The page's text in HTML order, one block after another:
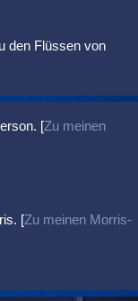
den Flüssen von
[Zu meinen
[Zu meinen Morris-